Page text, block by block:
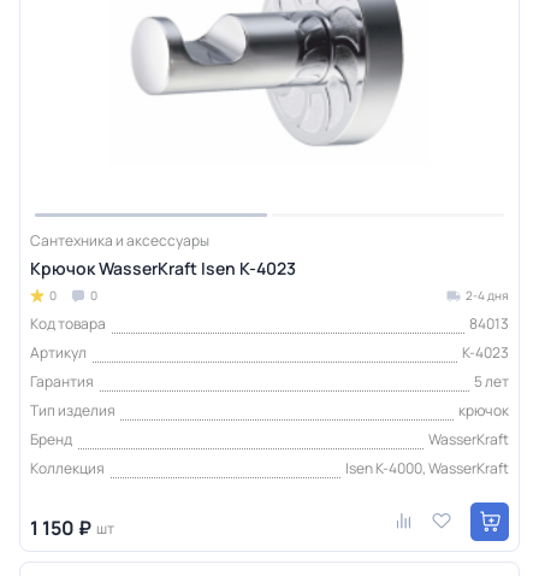
Сантехника и аксессуары
Крючок WasserKraft Isen K-4023
0 0 2-4 дня
Код товара
84013
Артикул
K-4023
Гарантия
5 лет
Тип изделия
крючок
Бренд
WasserKraft
Коллекция
Isen K-4000, WasserKraft
1 150 ₽ шт